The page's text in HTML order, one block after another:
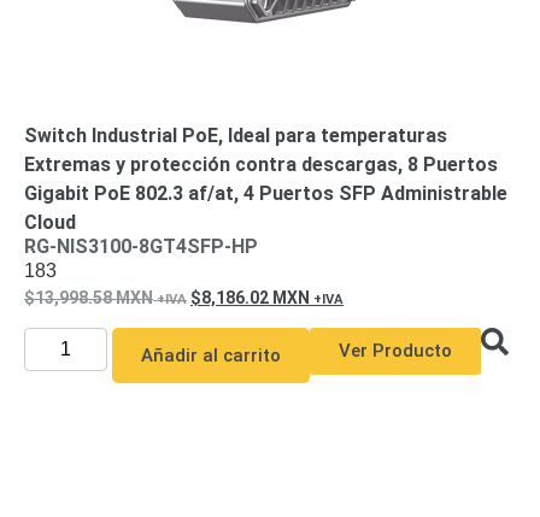
Switch Industrial PoE, Ideal para temperaturas
Extremas y protección contra descargas, 8 Puertos
Gigabit PoE 802.3 af/at, 4 Puertos SFP Administrable
Cloud
RG-NIS3100-8GT4SFP-HP
183
13,998.58MXN 8,186.02 MXN
Añadir al carrito Ver Producto